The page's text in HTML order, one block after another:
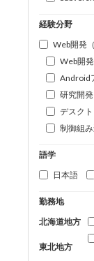
経験分野
Web開発
Web開
Android
研究開発
デスク
制御組
語学
日本語
勤務地
北海道地方
東北地方